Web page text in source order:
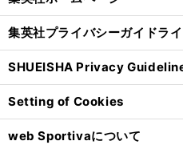
集英社プライバシーガイドラ
SHUEISHA Privacy
Setting of Cookies
web Sportivaについて